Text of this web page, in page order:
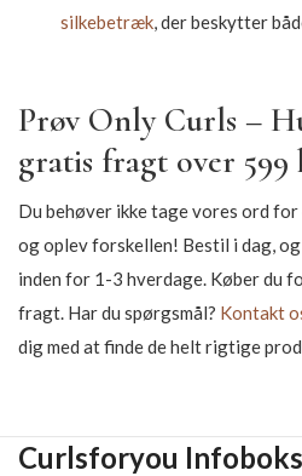
silkebetræk, der beskytter
Prøv Only Curls –
gratis fragt over 599
Du behøver ikke tage vores ord
og oplev forskellen! Bestil i dag,
inden for 1-3 hverdage. Køber du
fragt. Har du spørgsmål? Kontakt
dig med at finde de helt rigtige
Curlsforyou Infoboks